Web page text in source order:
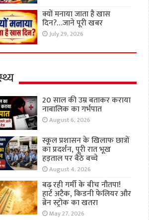
क्यों मनाया जाता है खास
दिन?…जाने पूरी खबर
July 29, 2026
20 साल की उम्र बताकर कराया
नाबालिक का गर्भपात
August 6, 2026
स्कूल प्रशासन के खिलाफ छात्रों
का प्रदर्शन, पूरी रात भूख
हड़ताल पर बैठे बच्चे
August 4, 2026
बढ़ रही गर्मी के बीच नौतपा!
हार्ट अटैक, किडनी फेलियर और
ब्रेन स्ट्रोक का खतरा
May 27, 2026